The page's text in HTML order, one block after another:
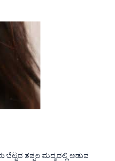
ತಪ್ಪಲ ಮದ್ಯದಲ್ಲಿ ಆಡುವ